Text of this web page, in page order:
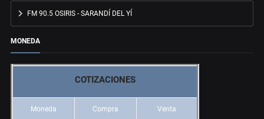
FM 90.5 OSIRIS - SARANDÍ DEL YÍ
MONEDA
COTIZACIONES
Moneda Compra Venta